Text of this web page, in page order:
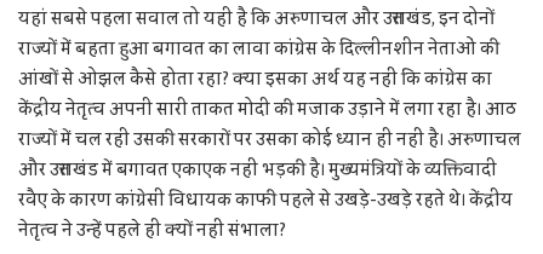
यहां सबसे पहला सवाल तो यही है कि अरुणाचल और उत्तराखंड, इन दोनों
राज्यों में बहता हुआ बगावत का लावा कांग्रेस के दिल्लीनशीन नेताओं की
आंखों से ओझल कैसे होता रहा? क्या इसका अर्थ यह नहीं कि कांग्रेस का
केंद्रीय नेतृत्व अपनी सारी ताकत मोदी की मजाक उड़ाने में लगा रहा है। आठ
राज्यों में चल रही उसकी सरकारों पर उसका कोई ध्यान ही नहीं है। अरुणाचल
और उत्तराखंड में बगावत एकाएक नहीं भड़की है। मुख्यमंत्रियों के व्यक्तिवादी
रवैए के कारण कांग्रेसी विधायक काफी पहले से उखड़े-उखड़े रहते थे। केंद्रीय
नेतृत्व ने उन्हें पहले ही क्यों नहीं संभाला?